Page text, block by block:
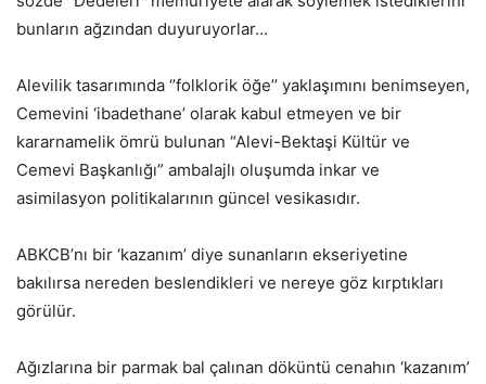
bunların ağzından duyuruyorlar…
Alevilik tasarımında ‘’folklorik öğe’’ yaklaşımını benimseyen,
Cemevini ‘ibadethane’ olarak kabul etmeyen ve bir
kararnamelik ömrü bulunan “Alevi-Bektaşi Kültür ve
Cemevi Başkanlığı” ambalajlı oluşumda inkar ve
asimilasyon politikalarının güncel vesikasıdır.
ABKCB’nı bir ‘kazanım’ diye sunanların ekseriyetine
bakılırsa nereden beslendikleri ve nereye göz kırptıkları
görülür.
Ağızlarına bir parmak bal çalınan döküntü cenahın ‘kazanım’